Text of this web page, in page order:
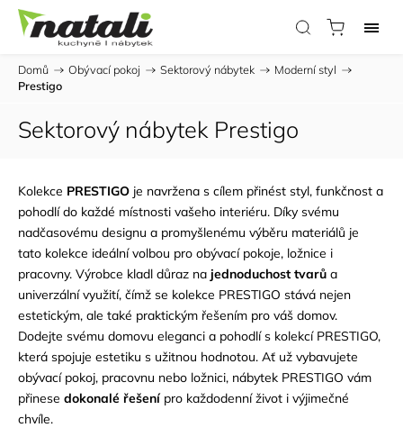
Domů / Obývací pokoj / Sektorový nábytek / Moderní styl /
Prestigo
Sektorový nábytek Prestigo
Kolekce PRESTIGO je navržena s cílem přinést styl, funkčnost a
pohodlí do každé místnosti vašeho interiéru. Díky svému
nadčasovému designu a promyšlenému výběru materiálů je
tato kolekce ideální volbou pro obývací pokoje, ložnice i
pracovny. Výrobce kladl důraz na jednoduchost tvarů a
univerzální využití, čímž se kolekce PRESTIGO stává nejen
estetickým, ale také praktickým řešením pro váš domov.
Dodejte svému domovu eleganci a pohodlí s kolekcí PRESTIGO,
která spojuje estetiku s užitnou hodnotou. Ať už vybavujete
obývací pokoj, pracovnu nebo ložnici, nábytek PRESTIGO vám
přinese dokonalé řešenípro každodenní život i výjimečné
chvíle.